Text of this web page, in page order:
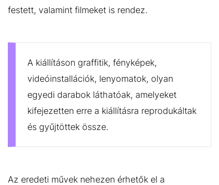
festett, valamint filmeket is rendez.
A kiállításon graffitik, fényképek,
videóinstallációk, lenyomatok, olyan
egyedi darabok láthatóak, amelyeket
kifejezetten erre a kiállításra reprodukáltak
és gyűjtöttek össze.
Az eredeti művek nehezen érhetők el a